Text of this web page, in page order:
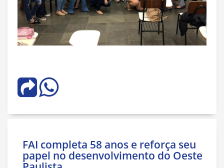
FAI completa 58 anos e reforça seu
papel no desenvolvimento do Oeste